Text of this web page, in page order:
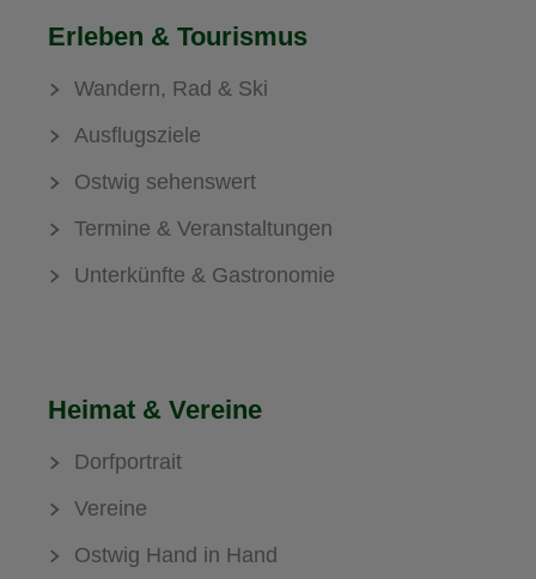
Erleben & Tourismus
Wandern, Rad & Ski
Ausflugsziele
Ostwig sehenswert
Termine & Veranstaltungen
Unterkünfte & Gastronomie
Heimat & Vereine
Dorfportrait
Vereine
Ostwig Hand in Hand